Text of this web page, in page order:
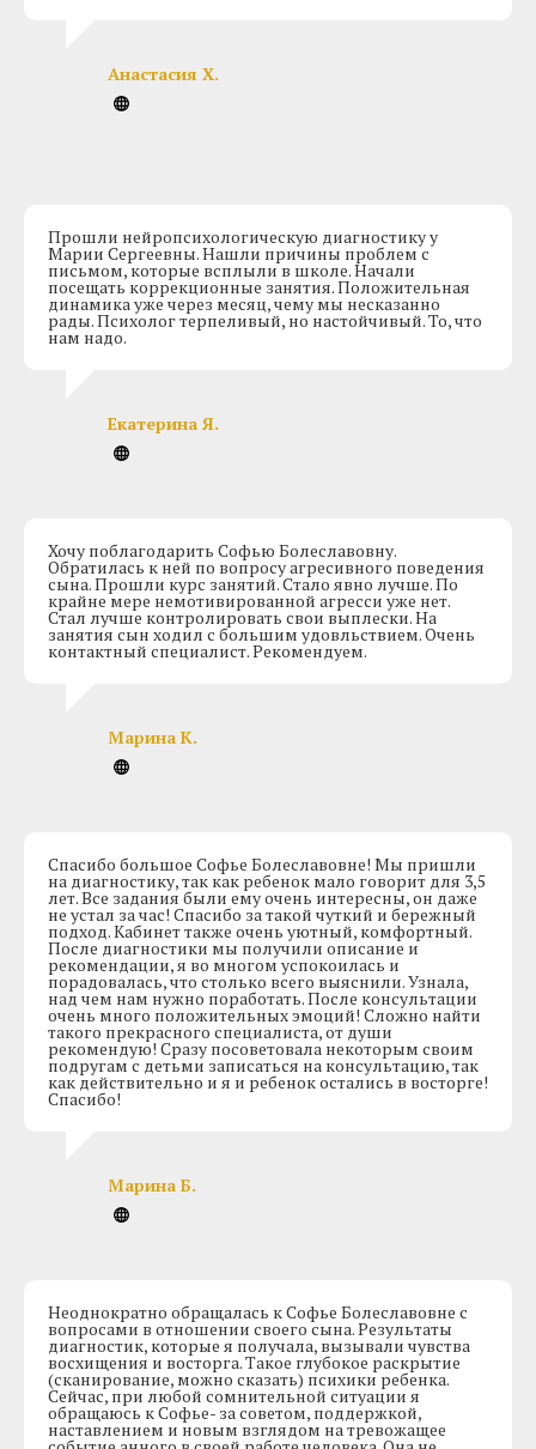
Анастасия Х.
Прошли нейропсихологическую диагностику у
Марии Сергеевны. Нашли причины проблем с
письмом, которые всплыли в школе. Начали
посещать коррекционные занятия. Положительная
динамика уже через месяц, чему мы несказанно
рады. Психолог терпеливый, но настойчивый. То, что
нам надо.
Екатерина Я.
Хочу поблагодарить Софью Болеславовну.
Обратилась к ней по вопросу агресивного поведения
сына. Прошли курс занятий. Стало явно лучше. По
крайне мере немотивированной агресси уже нет.
Стал лучше контролировать свои выплески. На
занятия сын ходил с большим удовльствием. Очень
контактный специалист. Рекомендуем.
Марина К.
Спасибо большое Софье Болеславовне! Мы пришли
на диагностику, так как ребенок мало говорит для 3,5
лет. Все задания были ему очень интересны, он даже
не устал за час! Спасибо за такой чуткий и бережный
подход. Кабинет также очень уютный, комфортный.
После диагностики мы получили описание и
рекомендации, я во многом успокоилась и
порадовалась, что столько всего выяснили. Узнала,
над чем нам нужно поработать. После консультации
очень много положительных эмоций! Сложно найти
такого прекрасного специалиста, от души
рекомендую! Сразу посоветовала некоторым своим
подругам с детьми записаться на консультацию, так
как действительно и я и ребенок остались в восторге!
Спасибо!
Марина Б.
Неоднократно обращалась к Софье Болеславовне с
вопросами в отношении своего сына. Результаты
диагностик, которые я получала, вызывали чувства
восхищения и восторга. Такое глубокое раскрытие
(сканирование, можно сказать) психики ребенка.
Сейчас, при любой сомнительной ситуации я
обращаюсь к Софье- за советом, поддержкой,
наставлением и новым взглядом на тревожащее